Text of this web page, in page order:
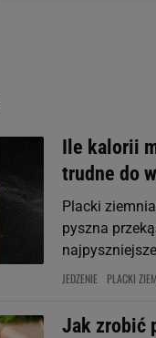
Ile kalorii
trudne do
Placki
pyszna
JEDZENIE PLACKI
Jak zrobić
badnie odbiorców i